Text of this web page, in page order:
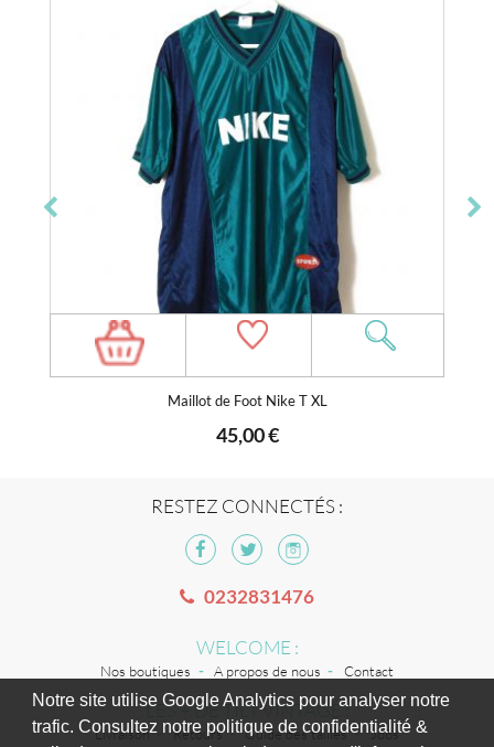
Notre site utilise Google Analytics pour analyser notre
trafic. Consultez notre politique de confidentialité &
Maillot de Foot Nike T XL
45,00 €
RESTEZ CONNECTÉS :
0232831476
WELCOME :
Nos boutiques A propos de nous Contact
LES + DE TILT VINTAGE :
Livraison Retours Guide des tailles Jobs